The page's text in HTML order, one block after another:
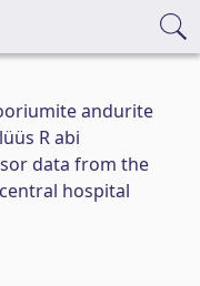
andurite
R abi
data from the
hospital